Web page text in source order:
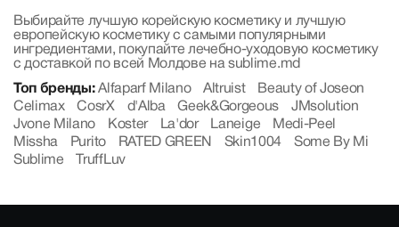
Выбирайте лучшую корейскую косметику и лучшую
европейскую косметику с самыми популярными
ингредиентами, покупайте лечебно-уходовую косметику
с доставкой по всей Молдове на sublime.md
Топ бренды: Alfaparf Milano Altruist
Beauty of Joseon
Celimax
CosrX d'Alba Geek&Gorgeous
JMsolution
Jvone Milano
Koster La'dor Laneige
Medi-Peel
Missha
Purito RATED GREEN Skin1004
Some By Mi
Sublime
TruffLuv